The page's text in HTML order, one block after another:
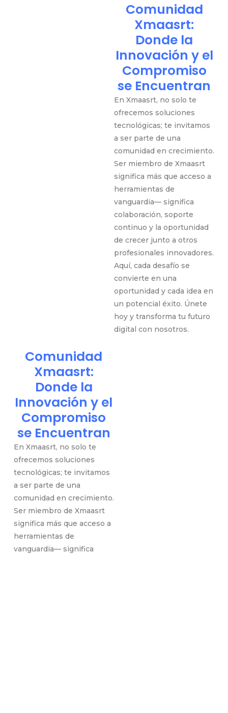
Comunidad
Xmaasrt:
Donde la
Innovación y el
Compromiso
se Encuentran
En Xmaasrt, no solo te
ofrecemos soluciones
tecnológicas; te invitamos
a ser parte de una
comunidad en crecimiento.
Ser miembro de Xmaasrt
significa más que acceso a
herramientas de
vanguardia— significa
colaboración, soporte
continuo y la oportunidad
de crecer junto a otros
profesionales innovadores.
Aquí, cada desafío se
convierte en una
oportunidad y cada idea en
un potencial éxito. Únete
hoy y transforma tu futuro
digital con nosotros.
Comunidad
Xmaasrt:
Donde la
Innovación y el
Compromiso
se Encuentran
En Xmaasrt, no solo te
ofrecemos soluciones
tecnológicas; te invitamos
a ser parte de una
comunidad en crecimiento.
Ser miembro de Xmaasrt
significa más que acceso a
herramientas de
vanguardia— significa